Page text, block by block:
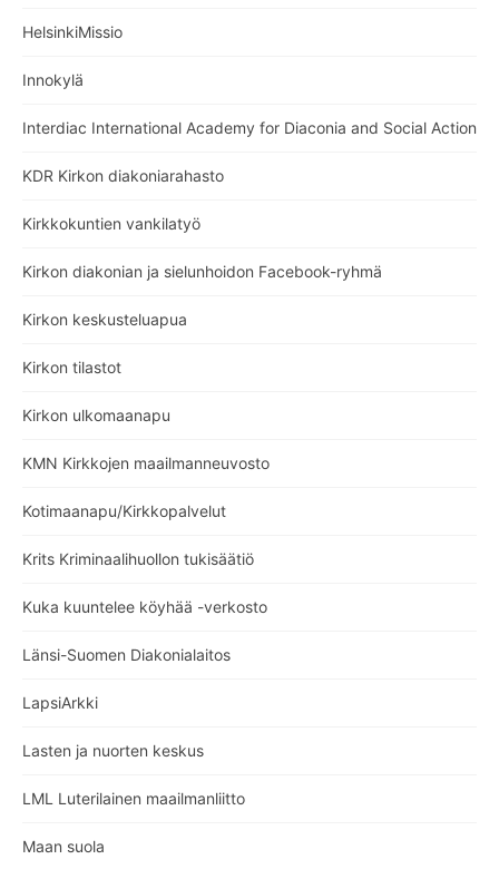
HelsinkiMissio
Innokylä
Interdiac International Academy for Diaconia and Social Action
KDR Kirkon diakoniarahasto
Kirkkokuntien vankilatyö
Kirkon diakonian ja sielunhoidon Facebook-ryhmä
Kirkon keskusteluapua
Kirkon tilastot
Kirkon ulkomaanapu
KMN Kirkkojen maailmanneuvosto
Kotimaanapu/Kirkkopalvelut
Krits Kriminaalihuollon tukisäätiö
Kuka kuuntelee köyhää -verkosto
Länsi-Suomen Diakonialaitos
LapsiArkki
Lasten ja nuorten keskus
LML Luterilainen maailmanliitto
Maan suola